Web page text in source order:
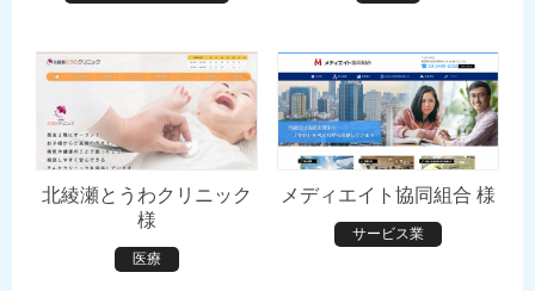
北綾瀬とうわクリニック
様
医療
メディエイト協同組合 様
サービス業